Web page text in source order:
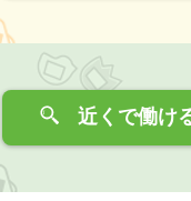
近くで働け